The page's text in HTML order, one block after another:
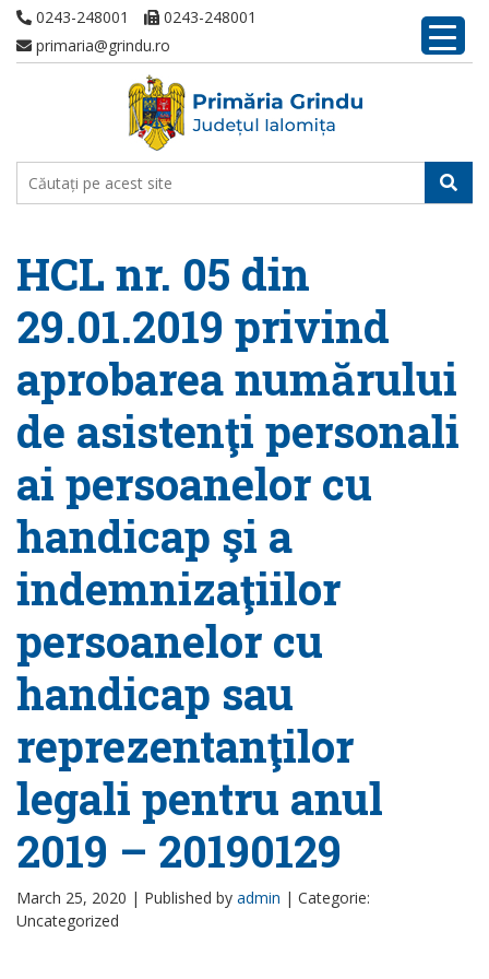
0243-248001
0243-248001
primaria@grindu.ro
HCL nr. 05 din
29.01.2019 privind
aprobarea numărului
de asistenţi personali
ai persoanelor cu
handicap şi a
indemnizaţiilor
persoanelor cu
handicap sau
reprezentanţilor
legali pentru anul
2019 – 20190129
March 25, 2020 | Published by admin | Categorie:
Uncategorized